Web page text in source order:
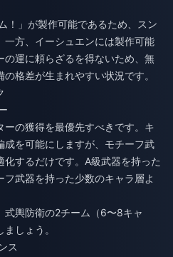
！」が製作可能であるため、スン
方、イーシュエンには製作可能
の運に頼らざるを得ないため、無
格差が生まれやすい状況です。
の獲得を最優先すべきです。キ
成を可能にしますが、モチーフ武
するだけです。A級武器を持った
武器を持った少数のキャラ層よ
式輿防衛の2チーム（6〜8キャ
しょう。
ス